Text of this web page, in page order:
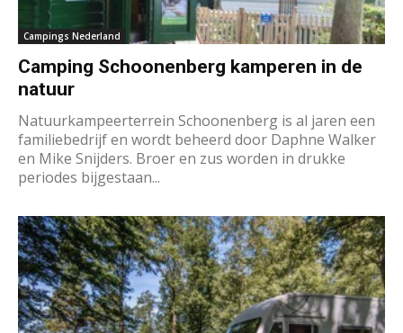
Campings Nederland
Camping Schoonenberg kamperen in de
natuur
Natuurkampeerterrein Schoonenberg is al jaren een
familiebedrijf en wordt beheerd door Daphne Walker
en Mike Snijders. Broer en zus worden in drukke
periodes bijgestaan...